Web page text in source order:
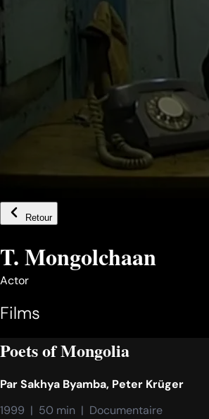
Retour
T. Mongolchaan
Actor
Films
Poets of Mongolia
ParSakhya Byamba, Peter Krüger
1999  |  50 min  |  Documentaire